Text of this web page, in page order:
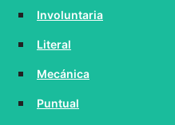
Involuntaria
Literal
Mecánica
Puntual